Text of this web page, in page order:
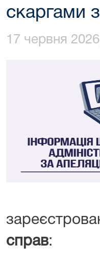
скаргами
17 червня
справ: